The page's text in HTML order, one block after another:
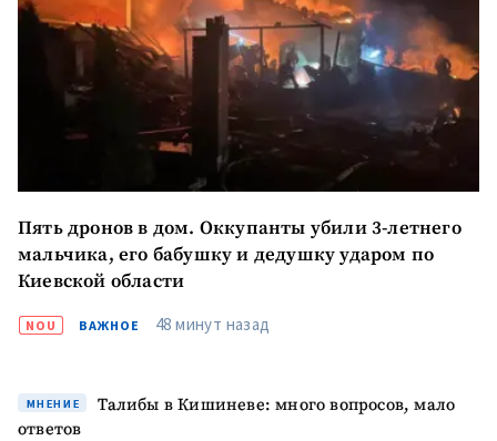
în Română in English
Пять дронов в дом. Оккупанты убили 3-летнего
мальчика, его бабушку и дедушку ударом по
Киевской области
NOU ВАЖНОЕ 48 минут назад
МНЕНИЕ
Талибы в Кишиневе: много вопросов, мало
ответов